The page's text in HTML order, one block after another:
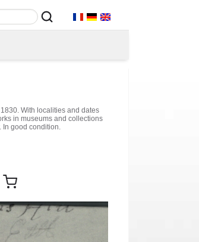
With localities and dates
in museums and collections
In good condition.